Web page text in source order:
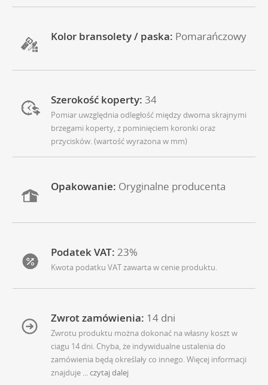
Kolor bransolety / paska: Pomarańczowy
Szerokość koperty: 34
Pomiar uwzględnia odległość między dwoma skrajnymi
brzegami koperty, z pominięciem koronki oraz
przycisków. (wartość wyrażona w mm)
Opakowanie: Oryginalne producenta
Podatek VAT: 23%
Kwota podatku VAT zawarta w cenie produktu.
Zwrot zamówienia: 14 dni
Zwrotu produktu można dokonać na własny koszt w
ciagu 14 dni. Chyba, że indywidualne ustalenia do
zamówienia będą określały co innego. Więcej informacji
znajduje ... czytaj dalej